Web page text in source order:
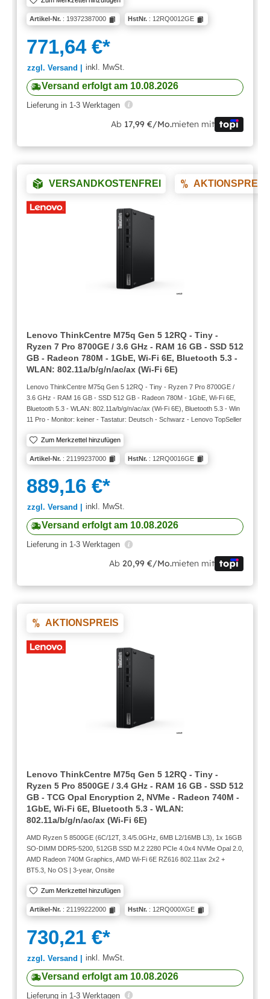
Artikel-Nr. : 19372387000 HstNr. : 12RQ0012GE
771,64 €*
zzgl. Versand | inkl. MwSt.
Versand erfolgt am 10.08.2026
Lieferung in 1-3 Werktagen
Ab 17,99 €/Mo.mieten mit
VERSANDKOSTENFREI AKTIONSPREIS
Lenovo ThinkCentre M75q Gen 5 12RQ - Tiny -
Ryzen 7 Pro 8700GE / 3.6 GHz - RAM 16 GB - SSD 512
GB - Radeon 780M - 1GbE, Wi-Fi 6E, Bluetooth 5.3 -
WLAN: 802.11a/b/g/n/ac/ax (Wi-Fi 6E)
Lenovo ThinkCentre M75q Gen 5 12RQ - Tiny - Ryzen 7 Pro 8700GE /
3.6 GHz - RAM 16 GB - SSD 512 GB - Radeon 780M - 1GbE, Wi-Fi 6E,
Bluetooth 5.3 - WLAN: 802.11a/b/g/n/ac/ax (Wi-Fi 6E), Bluetooth 5.3 - Win
11 Pro - Monitor: keiner - Tastatur: Deutsch - Schwarz - Lenovo TopSeller
Zum Merkzettel hinzufügen
Artikel-Nr. : 21199237000 HstNr. : 12RQ0016GE
889,16 €*
zzgl. Versand | inkl. MwSt.
Versand erfolgt am 10.08.2026
Lieferung in 1-3 Werktagen
Ab 20,99 €/Mo.mieten mit
AKTIONSPREIS
Lenovo ThinkCentre M75q Gen 5 12RQ - Tiny -
Ryzen 5 Pro 8500GE / 3.4 GHz - RAM 16 GB - SSD 512
GB - TCG Opal Encryption 2, NVMe - Radeon 740M -
1GbE, Wi-Fi 6E, Bluetooth 5.3 - WLAN:
802.11a/b/g/n/ac/ax (Wi-Fi 6E)
AMD Ryzen 5 8500GE (6C/12T, 3.4/5.0GHz, 6MB L2/16MB L3), 1x 16GB
SO-DIMM DDR5-5200, 512GB SSD M.2 2280 PCIe 4.0x4 NVMe Opal 2.0,
AMD Radeon 740M Graphics, AMD Wi-Fi 6E RZ616 802.11ax 2x2 +
BT5.3, No OS | 3-year, Onsite
Zum Merkzettel hinzufügen
Artikel-Nr. : 21199222000 HstNr. : 12RQ000XGE
730,21 €*
zzgl. Versand | inkl. MwSt.
Versand erfolgt am 10.08.2026
Lieferung in 1-3 Werktagen